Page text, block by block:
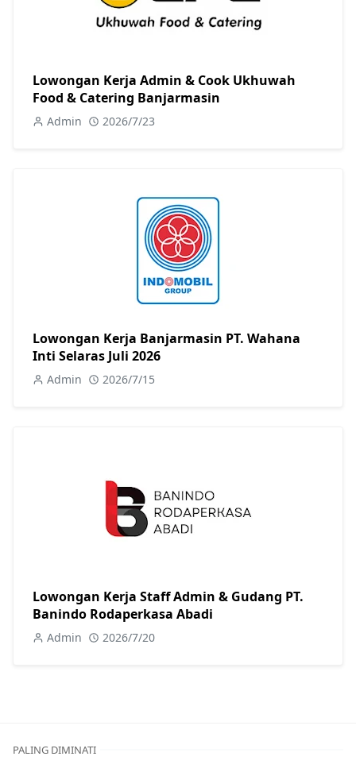
Lowongan Kerja Admin & Cook Ukhuwah
Food & Catering Banjarmasin
Admin 2026/7/23
Lowongan Kerja Banjarmasin PT. Wahana
Inti Selaras Juli 2026
Admin 2026/7/15
Lowongan Kerja Staff Admin & Gudang PT.
Banindo Rodaperkasa Abadi
Admin 2026/7/20
PALING DIMINATI